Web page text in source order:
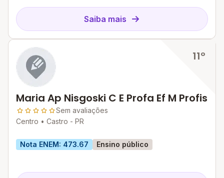
Saiba mais
11º
Maria Ap Nisgoski C E Profa Ef M Profis
Sem avaliações
Centro • Castro - PR
Nota ENEM: 473.67 Ensino público